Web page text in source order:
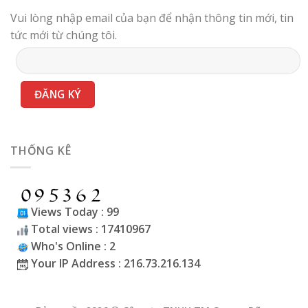
Vui lòng nhập email của bạn để nhận thông tin mới, tin
tức mới từ chúng tôi.
THỐNG KÊ
Views Today : 99
Total views : 17410967
Who's Online : 2
Your IP Address : 216.73.216.134